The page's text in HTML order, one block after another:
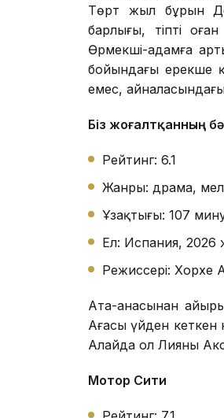
Төрт жыл бұрын
барлығы, тіпті
Өрмекші-адамға
бойындағы ерекше
емес, айналасындағы
Біз жоғалтқанның
Рейтинг: 6.1
Жанры: драма,
Ұзақтығы: 107
Ел: Испания, 2026
Режиссері: Хорхе
Ата-анасынан
Ағасы үйден кеткен
Алайда ол Лияның
Мотор Сити